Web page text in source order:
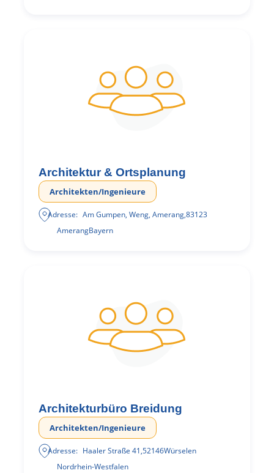
Architektur & Ortsplanung
Architekten/Ingenieure
Adresse: Am Gumpen, Weng, Amerang,83123
AmerangBayern
Architekturbüro Breidung
Architekten/Ingenieure
Adresse: Haaler Straße 41,52146Würselen
Nordrhein-Westfalen